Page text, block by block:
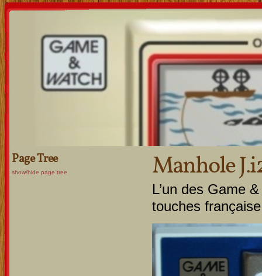
Manhole
L’un des Game
touches
Page Tree
show/hide page tree